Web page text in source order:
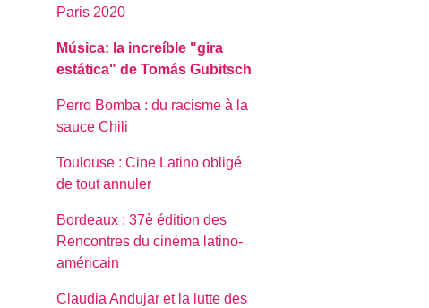
Paris 2020
Música: la increíble "gira
estática" de Tomás Gubitsch
Perro Bomba : du racisme à la
sauce Chili
Toulouse : Cine Latino obligé
de tout annuler
Bordeaux : 37è édition des
Rencontres du cinéma latino-
américain
Claudia Andujar et la lutte des